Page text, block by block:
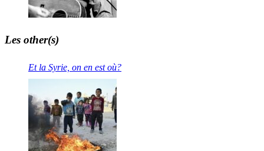
Les other(s)
Et la Syrie, on en est où?